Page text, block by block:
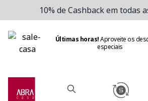
10% de Cashback em todas
Últimas horas!Aproveite os
especiais